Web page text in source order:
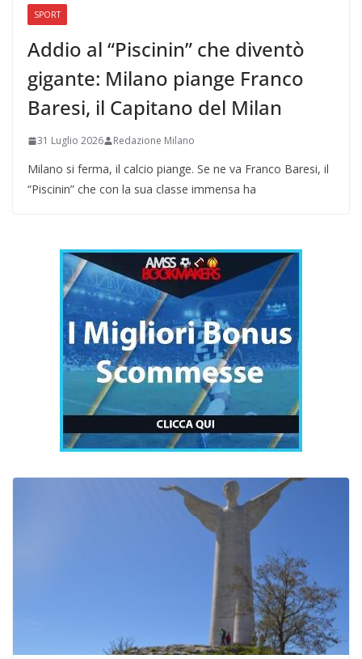
SPORT
Addio al “Piscinin” che diventò
gigante: Milano piange Franco
Baresi, il Capitano del Milan
31 Luglio 2026 Redazione Milano
Milano si ferma, il calcio piange. Se ne va Franco Baresi, il
“Piscinin” che con la sua classe immensa ha